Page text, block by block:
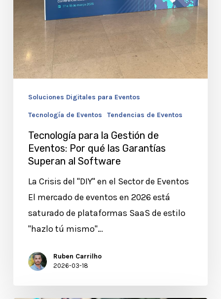
Software
Soluciones Digitales para Eventos
Tecnología de Eventos Tendencias de Eventos
Tecnología para la Gestión de
Eventos: Por qué las Garantías
Superan al Software
La Crisis del "DIY" en el Sector de Eventos
El mercado de eventos en 2026 está
saturado de plataformas SaaS de estilo
"hazlo tú mismo"…
Ruben Carrilho
2026-03-18